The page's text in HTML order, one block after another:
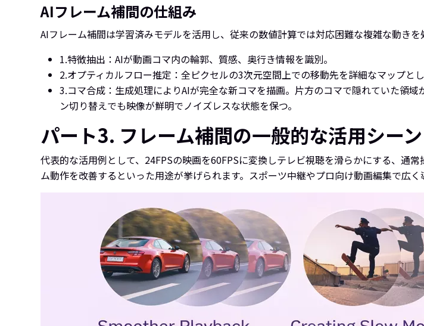
AIフレーム補間の仕組み
AIフレーム補間は学習済みモデルを活用し、従来の数値計算では対応困難な複雑な動きを
1.特徴抽出：AIが動画コマ内の輪郭、質感、奥行き情報を識別。
2.オプティカルフロー推定：全ピクセルの3次元空間上での移動先を詳細なマップとし
3.コマ合成：生成処理によりAIが完全な新コマを描画。片方のコマで隠れていた領
ン切り替えでも映像が鮮明でノイズレスな状態を保つ。
パート3. フレーム補間の一般的な活用シーン
代表的な活用例として、24FPSの映画を60FPSに変換しテレビ視聴を滑らかにする、通
ム動作を改善するといった用途が挙げられます。スポーツ中継やプロ向け動画編集で広く